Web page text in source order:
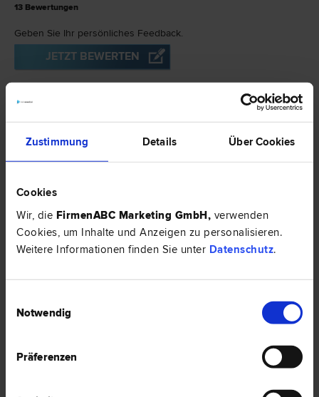
Zustimmung Details Über Cookies
Cookies
Wir, die FirmenABC Marketing GmbH, verwenden
Cookies, um Inhalte und Anzeigen zu personalisieren.
Weitere Informationen finden Sie unter Datenschutz.
Notwendig
Präferenzen
13 Bewertungen
Geben Sie Ihr persönliches Feedback.
JETZT BEWERTEN
ÜBERSICHT
BEWERTUNG
KONTAKT/KARTE
Im Streitfall entscheidet nicht nur die Rechtslage, sondern die
Organmitglieder und Privatpersonen in komplexen zivil- und